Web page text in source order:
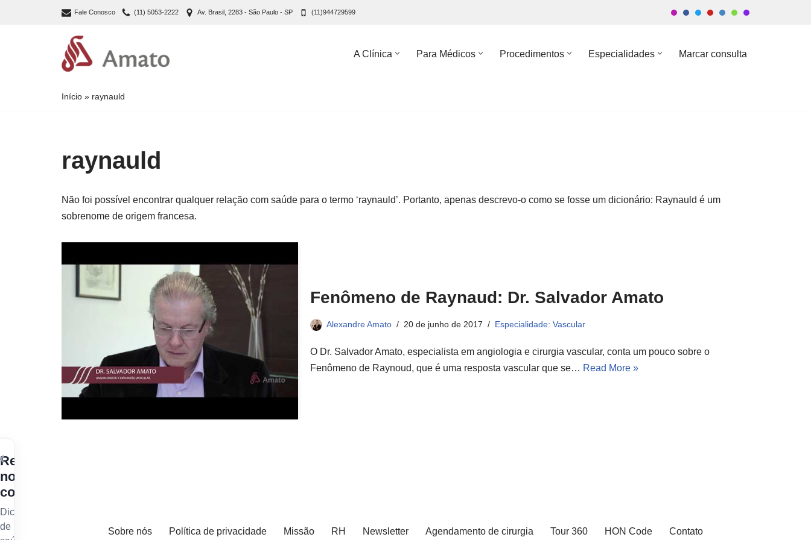
Fale Conosco (11) 5053-2222 Av. Brasil, 2283 - São Paulo - SP (11)944729599
A Clínica Para Médicos Procedimentos Especialidades Marcar consulta
Início » raynauld
raynauld
Não foi possível encontrar qualquer relação com saúde para o termo ‘raynauld’. Portanto, apenas descrevo-o como se fosse um dicionário: Raynauld é um
sobrenome de origem francesa.
Fenômeno de Raynaud: Dr. Salvador Amato
Alexandre Amato 20 de junho de 2017 Especialidade: Vascular
O Dr. Salvador Amato, especialista em angiologia e cirurgia vascular, conta um pouco sobre o
Fenômeno de Raynoud, que é uma resposta vascular que se… Read More »
Sobre nós Política de privacidade Missão RH Newsletter Agendamento de cirurgia Tour 360 HON Code Contato
Receba
nossos
conteúdos
Dicas
de